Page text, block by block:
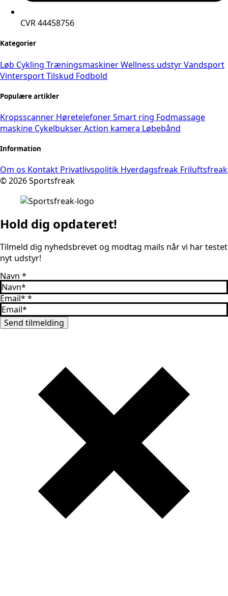
CVR 44458756
Kategorier
Løb Cykling TræningsmaskinerWellness udstyrVandsport
VintersportTilskud Fodbold
Populære artikler
Kropsscanner HøretelefonerSmart ring Fodmassage
maskine CykelbukserAction kamera Løbebånd
Information
Om os Kontakt Privatlivspolitik Hverdagsfreak Friluftsfreak
© 2026 Sportsfreak
Hold dig opdateret!
Tilmeld dig nyhedsbrevet og modtag mails når vi har testet
nyt udstyr!
Navn *
Email* *
Send tilmelding